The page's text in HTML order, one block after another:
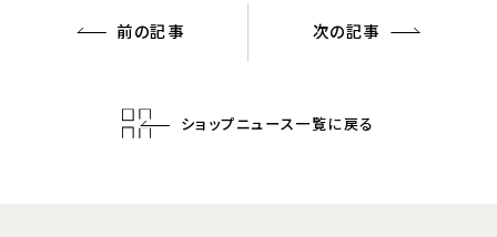
前の記事
ショップニュース一覧に戻る
次の記事